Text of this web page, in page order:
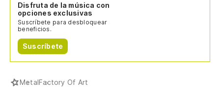
Disfruta de la música con
opciones exclusivas
Suscríbete para desbloquear
beneficios.
Suscríbete
MetalFactory Of Art